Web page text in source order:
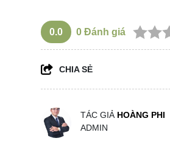
0.0 0 Đánh giá
CHIA SẺ
TÁC GIẢ HOÀNG PHI
ADMIN